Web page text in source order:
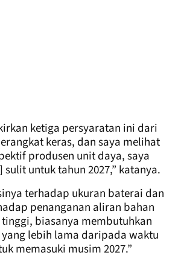
ketiga persyaratan ini dari
keras, dan saya melihat
produsen unit daya, saya
untuk tahun 2027,” katanya.
terhadap ukuran baterai dan
penanganan aliran bahan
biasanya membutuhkan
lebih lama daripada waktu
memasuki musim 2027.”